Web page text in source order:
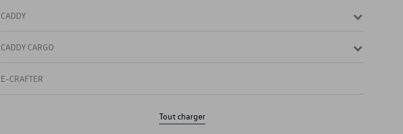
CADDY
CADDY CARGO
E-CRAFTER
Tout charger